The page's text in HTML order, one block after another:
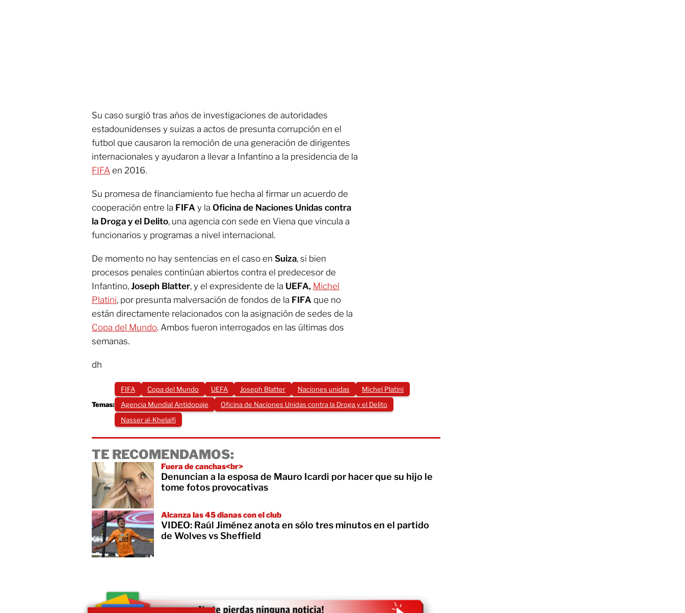
Su caso surgió tras años de investigaciones de autoridades
estadounidenses y suizas a actos de presunta corrupción en el
futbol que causaron la remoción de una generación de dirigentes
internacionales y ayudaron a llevar a Infantino a la presidencia de la
FIFA en 2016.
Su promesa de financiamiento fue hecha al firmar un acuerdo de
cooperación entre la FIFA y la Oficina de Naciones Unidas contra
la Droga y el Delito, una agencia con sede en Viena que vincula a
funcionarios y programas a nivel internacional.
De momento no hay sentencias en el caso en Suiza, si bien
procesos penales continúan abiertos contra el predecesor de
Infantino, Joseph Blatter, y el expresidente de la UEFA, Michel
Platini, por presunta malversación de fondos de la FIFA que no
están directamente relacionados con la asignación de sedes de la
Copa del Mundo. Ambos fueron interrogados en las últimas dos
semanas.
dh
Temas:
FIFA Copa del Mundo UEFA Joseph Blatter Naciones unidas
Michel Platini
Agencia Mundial Antidopaje
Oficina de Naciones Unidas contra la Droga y el Delito
Nasser al-Khelaifi
TE RECOMENDAMOS:
Fuera de canchas<br>
Denuncian a la esposa de Mauro Icardi por hacer que su hijo le
tome fotos provocativas
Alcanza las 45 dianas con el club
VIDEO: Raúl Jiménez anota en sólo tres minutos en el partido
de Wolves vs Sheffield